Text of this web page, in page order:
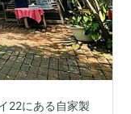
22にある自家製